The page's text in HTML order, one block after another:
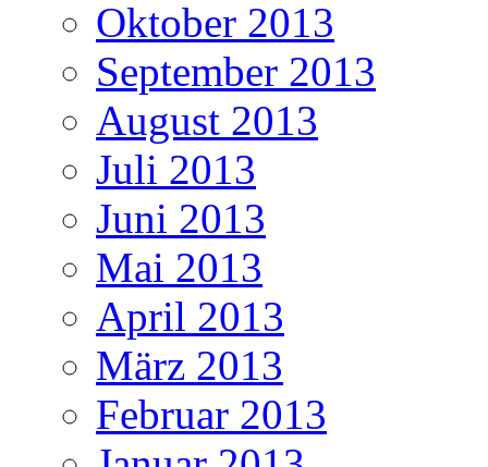
Oktober 2013
September 2013
August 2013
Juli 2013
Juni 2013
Mai 2013
April 2013
März 2013
Februar 2013